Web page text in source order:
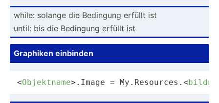
while: solange die Bedingung erfüllt ist
until: bis die Bedingung erfüllt ist
Graphiken einbinden
<Objektname> .Image = My.Resources. <